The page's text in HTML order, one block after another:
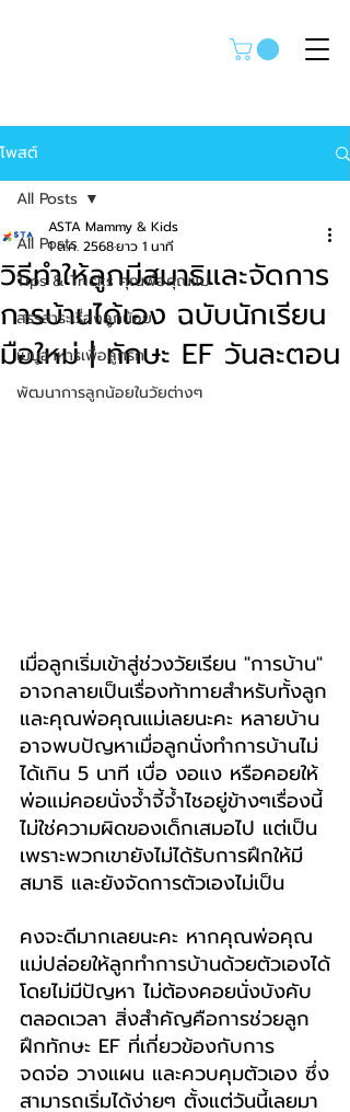
โพสต์
All Posts
Tips & Tricks คุณพ่อคุณแม่
สรรสาระเรื่องลูกน้อย
เมนูอาหารเพื่อลูกรัก
พัฒนาการลูกน้อยในวัยต่างๆ
All Posts
วิธีทำให้ลูกมีสมาธิและจัดการ
การบ้านได้เอง ฉบับนักเรียน
มือใหม่ | ทักษะ EF วันละตอน
ASTA Mammy & Kids
1 ต.ค. 2568ยาว 1 นาที
เมื่อลูกเริ่มเข้าสู่ช่วงวัยเรียน "การบ้าน"
อาจกลายเป็นเรื่องท้าทายสำหรับทั้งลูก
และคุณพ่อคุณแม่เลยนะคะ หลายบ้าน
อาจพบปัญหาเมื่อลูกนั่งทำการบ้านไม่
ได้เกิน 5 นาที เบื่อ งอแง หรือคอยให้
พ่อแม่คอยนั่งจ้ำจี้จ้ำไชอยู่ข้างๆเรื่องนี้
ไม่ใช่ความผิดของเด็กเสมอไป แต่เป็น
เพราะพวกเขายังไม่ได้รับการฝึกให้มี
สมาธิ และยังจัดการตัวเองไม่เป็น
คงจะดีมากเลยนะคะ หากคุณพ่อคุณ
แม่ปล่อยให้ลูกทำการบ้านด้วยตัวเองได้
โดยไม่มีปัญหา ไม่ต้องคอยนั่งบังคับ
ตลอดเวลา สิ่งสำคัญคือการช่วยลูก
ฝึกทักษะ EF ที่เกี่ยวข้องกับการ
จดจ่อ วางแผน และควบคุมตัวเอง ซึ่ง
สามารถเริ่มได้ง่ายๆ ตั้งแต่วันนี้เลยมา